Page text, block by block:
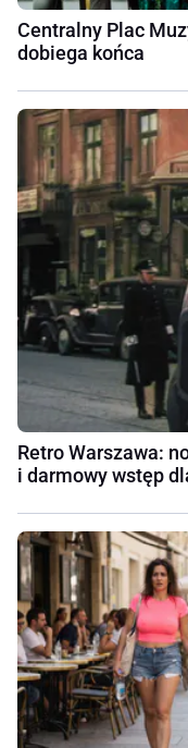
Centralny Plac
dobiega końca
Retro Warszawa:
i darmowy wstęp